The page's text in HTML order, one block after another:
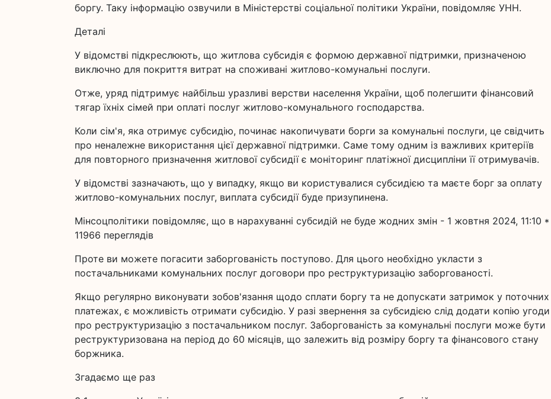
боргу. Таку інформацію озвучили в Міністерстві соціальної політики України, повідомляє УНН.
Деталі
У відомстві підкреслюють, що житлова субсидія є формою державної підтримки, призначеною
виключно для покриття витрат на споживані житлово-комунальні послуги.
Отже, уряд підтримує найбільш уразливі верстви населення України, щоб полегшити фінансовий
тягар їхніх сімей при оплаті послуг житлово-комунального господарства.
Коли сім'я, яка отримує субсидію, починає накопичувати борги за комунальні послуги, це свідчить
про неналежне використання цієї державної підтримки. Саме тому одним із важливих критеріїв
для повторного призначення житлової субсидії є моніторинг платіжної дисципліни її отримувачів.
У відомстві зазначають, що у випадку, якщо ви користувалися субсидією та маєте борг за оплату
житлово-комунальних послуг, виплата субсидії буде призупинена.
Мінсоцполітики повідомляє, що в нарахуванні субсидій не буде жодних змін - 1 жовтня 2024, 11:10 *
11966 переглядів
Проте ви можете погасити заборгованість поступово. Для цього необхідно укласти з
постачальниками комунальних послуг договори про реструктуризацію заборгованості.
Якщо регулярно виконувати зобов'язання щодо сплати боргу та не допускати затримок у поточних
платежах, є можливість отримати субсидію. У разі звернення за субсидією слід додати копію угоди
про реструктуризацію з постачальником послуг. Заборгованість за комунальні послуги може бути
реструктуризована на період до 60 місяців, що залежить від розміру боргу та фінансового стану
боржника.
Згадаємо ще раз